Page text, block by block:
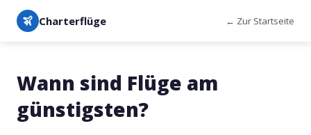
Charterflüge ← Zur Startseite
Wann sind Flüge am
günstigsten?